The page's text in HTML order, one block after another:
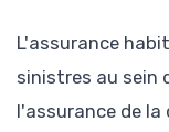
L'assurance
sinistres au sein
l'assurance de la